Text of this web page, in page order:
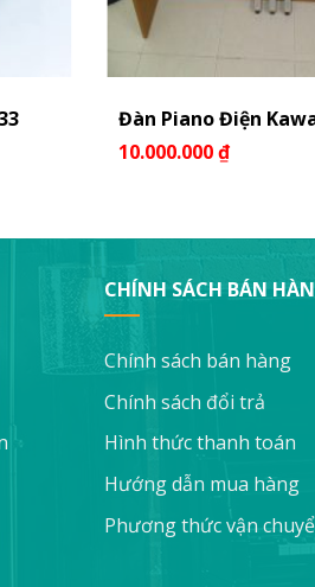
Đàn Piano Điện
10.000.000₫
CHÍNH SÁCH BÁN
Chính sách bán hàng
Chính sách đổi trả
Hình thức thanh toán
Hướng dẫn mua hàng
Phương thức vận